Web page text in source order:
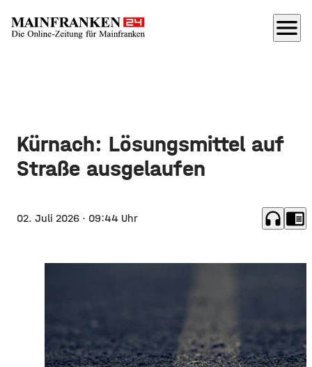
menu
Kürnach: Lösungsmittel auf
Straße ausgelaufen
02. Juli 2026 · 09:44 Uhr headphones chrome_reader_mode